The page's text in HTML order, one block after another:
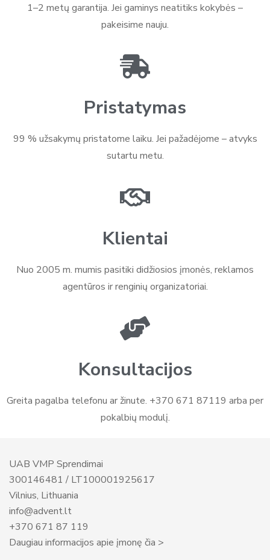
1–2 metų garantija. Jei gaminys neatitiks kokybės –
pakeisime nauju.
Pristatymas
99 % užsakymų pristatome laiku. Jei pažadėjome – atvyks
sutartu metu.
Klientai
Nuo 2005 m. mumis pasitiki didžiosios įmonės, reklamos
agentūros ir renginių organizatoriai.
Konsultacijos
Greita pagalba telefonu ar žinute. +370 671 87119 arba per
pokalbių modulį.
UAB VMP Sprendimai
300146481 / LT100001925617
Vilnius, Lithuania
info@advent.lt
+370 671 87 119
Daugiau informacijos apie įmonę čia >